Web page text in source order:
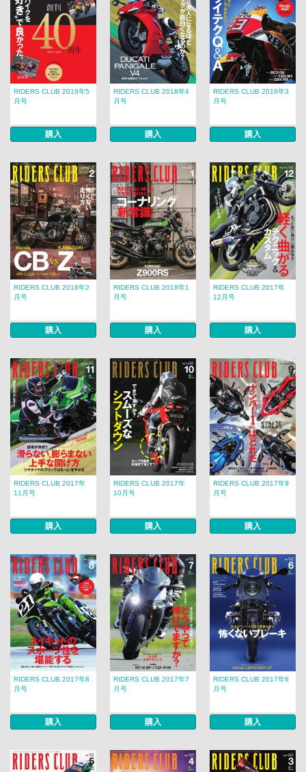
RIDERS CLUB 2018年5
月号
購入
RIDERS CLUB 2018年4
月号
購入
RIDERS CLUB 2018年3
月号
購入
RIDERS CLUB 2018年2
月号
購入
RIDERS CLUB 2018年1
月号
購入
RIDERS CLUB 2017年
12月号
購入
RIDERS CLUB 2017年
11月号
購入
RIDERS CLUB 2017年
10月号
購入
RIDERS CLUB 2017年9
月号
購入
RIDERS CLUB 2017年8
月号
購入
RIDERS CLUB 2017年7
月号
購入
RIDERS CLUB 2017年6
月号
購入